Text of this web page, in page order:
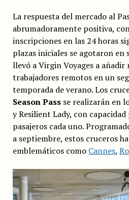
La respuesta del mercado al
abrumadoramente positiva,
inscripciones en las 24 horas
plazas iniciales se agotaron en
llevó a Virgin Voyages a añadir
trabajadores remotos en un
temporada de verano. Los
Season Pass se realizarán en
y Resilient Lady, con
pasajeros cada uno.
a septiembre, estos cruceros
emblemáticos como Cannes,